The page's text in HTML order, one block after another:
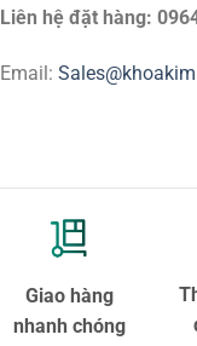
Liên hệ đặt hàng:
Email:
Giao hàng
nhanh chóng